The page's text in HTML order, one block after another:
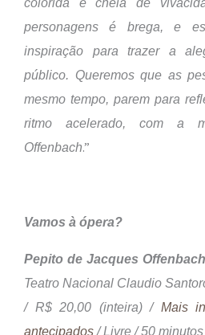
personagens é brega, e
inspiração para trazer a
público. Queremos que as
mesmo tempo, parem para
ritmo acelerado, com a
Offenbach.”
Vamos à ópera?
Pepito de Jacques Offenbach
Teatro Nacional Claudio
/ R$ 20,00 (inteira) / Mais
antecipados/ Livre / 50 minutos